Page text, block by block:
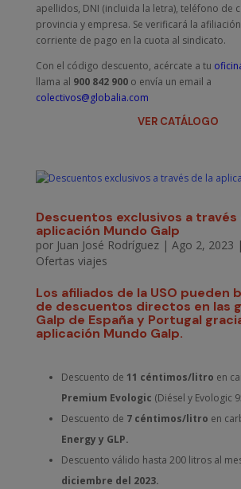
apellidos, DNI (incluida la letra), teléfono de
provincia y empresa. Se verificará la
corriente de pago en la cuota al sindicato.
Con el código descuento, acércate a tu
llama al 900 842 900o envía un email a
colectivos@globalia.com
VER CATÁLOGO
Descuentos exclusivos a través
aplicación Mundo Galp
por Juan José Rodríguez| Ago 2, 2023 |
Ofertas viajes
Los afiliados de la USO pueden
de descuentos directos en las
Galp de España y Portugal
aplicación Mundo Galp.
Descuento de 11 céntimos/litro en
Premium Evologic (Diésel y Evologic
Descuento de 7 céntimos/litro en
Energy y GLP.
Descuento válido hasta 200 litros al
diciembre del 2023.